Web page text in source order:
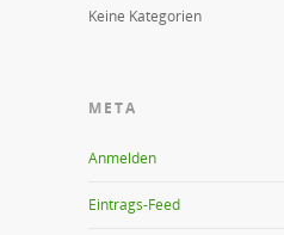
Keine Kategorien
META
Anmelden
Eintrags-Feed